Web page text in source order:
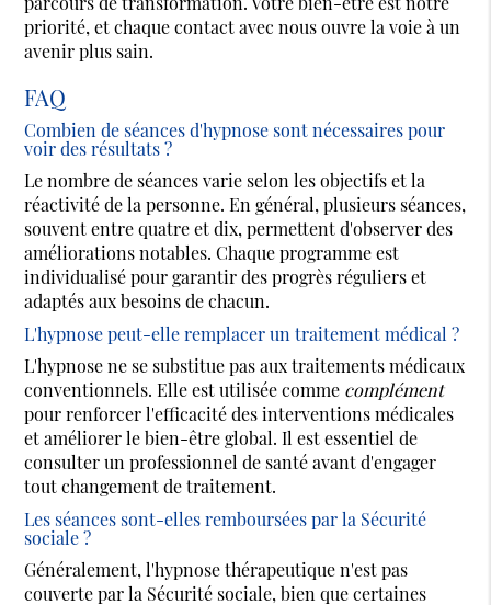
priorité, et chaque contact avec nous ouvre la voie à un
avenir plus sain.
FAQ
Combien de séances d'hypnose sont nécessaires pour
voir des résultats ?
Le nombre de séances varie selon les objectifs et la
réactivité de la personne. En général, plusieurs séances,
souvent entre quatre et dix, permettent d'observer des
améliorations notables. Chaque programme est
individualisé pour garantir des progrès réguliers et
adaptés aux besoins de chacun.
L'hypnose peut-elle remplacer un traitement médical ?
L'hypnose ne se substitue pas aux traitements médicaux
conventionnels. Elle est utilisée comme complément
pour renforcer l'efficacité des interventions médicales
et améliorer le bien-être global. Il est essentiel de
consulter un professionnel de santé avant d'engager
tout changement de traitement.
Les séances sont-elles remboursées par la Sécurité
sociale ?
Généralement, l'hypnose thérapeutique n'est pas
couverte par la Sécurité sociale, bien que certaines